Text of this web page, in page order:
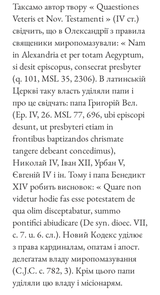
Таксамо автор твору « Quaestiones
Veteris et Nov. Testamenti » (IV ст.)
свідчить, що в Олександрії з правила
священики миропомазували: « Nam
in Alexandria et per totam Aegyptum,
si desit episcopus, consecrat presbyter
(q. 101, MSL 35, 2306). В латинській
Церкві таку власть уділяли папи і
про це свідчать: папа Григорій Вел.
(Ep. IV, 26. MSL 77, 696, ubi episcopi
desunt, ut presbyteri etiam in
frontibus baptizandos chrismate
tangere debeant concedimus),
Николай IV, Іван ХІІ, Урбан V,
Євгеній IV і ін. Тому і папа Бенедикт
XIV робить висновок: « Quare non
videtur hodie fas esse potestatem de
qua olim disceptabatur, summo
pontifici abiudicare (De syn. dioec. VII,
c. 7. u. 6. сл.). Новий Кодекс уділює
з права кардиналам, опатам і апост.
делеґатам владу миропомазування
(C.J.C. c. 782, 3). Крім цього папи
уділяли цю владу і місіонарям.